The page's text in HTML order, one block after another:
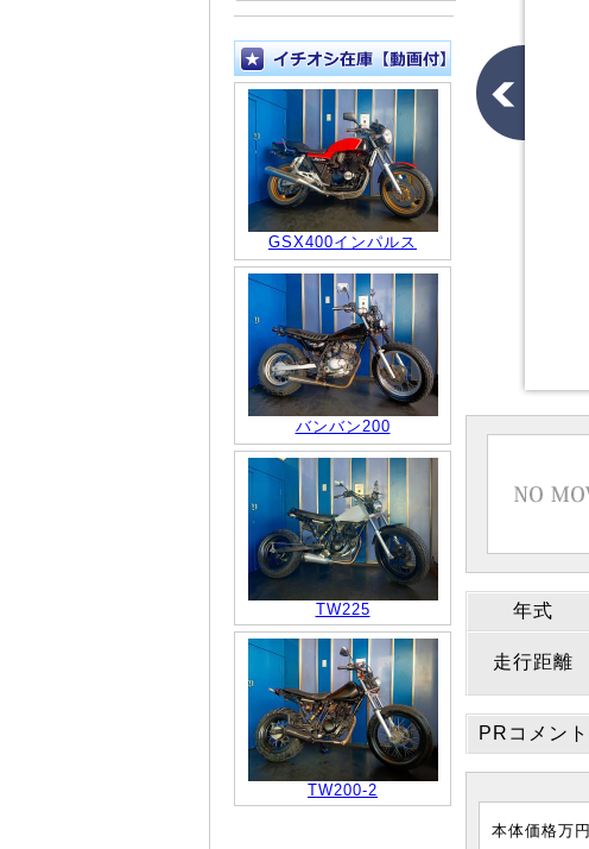
GSX400インパルス
バンバン200
TW225
TW200-2
年式
走行距離
PRコメント
本体価格万円